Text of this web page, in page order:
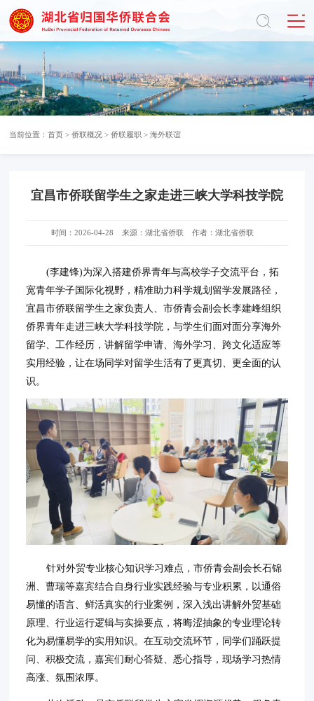
当前位置：首页 >侨联概况 >侨联履职 >海外联谊
宜昌市侨联留学生之家走进三峡大学科技学院
时间：2026-04-28 来源：湖北省侨联 作者：湖北省侨联
(李建锋)为深入搭建侨界青年与高校学子交流平台，拓
宽青年学子国际化视野，精准助力科学规划留学发展路径，
宜昌市侨联留学生之家负责人、市侨青会副会长李建峰组织
侨界青年走进三峡大学科技学院，与学生们面对面分享海外
留学、工作经历，讲解留学申请、海外学习、跨文化适应等
实用经验，让在场同学对留学生活有了更真切、更全面的认
识。
针对外贸专业核心知识学习难点，市侨青会副会长石锦
洲、曹瑞等嘉宾结合自身行业实践经验与专业积累，以通俗
易懂的语言、鲜活真实的行业案例，深入浅出讲解外贸基础
原理、行业运行逻辑与实操要点，将晦涩抽象的专业理论转
化为易懂易学的实用知识。在互动交流环节，同学们踊跃提
问、积极交流，嘉宾们耐心答疑、悉心指导，现场学习热情
高涨、氛围浓厚。